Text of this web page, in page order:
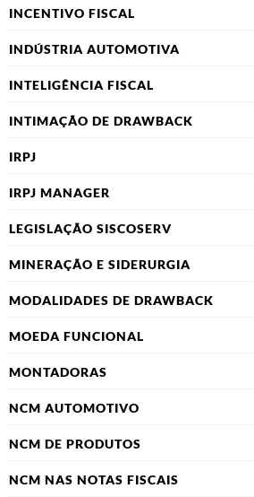
INCENTIVO FISCAL
INDÚSTRIA AUTOMOTIVA
INTELIGÊNCIA FISCAL
INTIMAÇÃO DE DRAWBACK
IRPJ
IRPJ MANAGER
LEGISLAÇÃO SISCOSERV
MINERAÇÃO E SIDERURGIA
MODALIDADES DE DRAWBACK
MOEDA FUNCIONAL
MONTADORAS
NCM AUTOMOTIVO
NCM DE PRODUTOS
NCM NAS NOTAS FISCAIS